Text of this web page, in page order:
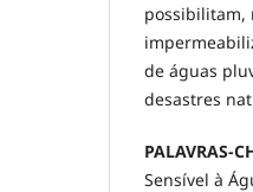
possibilitam,
de águas
desastres
PALAVRAS-
Sensível à